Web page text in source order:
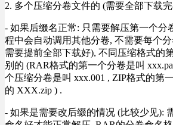
2. 多个压缩分卷文件的 (需要全部下载
- 如果后缀名正常: 只需要解压第一个分
程中会自动调用其他分卷, 不需要每个
需要提前全部下载好), 不同压缩格式的
别的 (RAR格式的第一个分卷是叫
个压缩分卷是叫 xxx.001 , ZIP格式的第
的 XXX.zip ) .
- 如果是需要改后缀的情况 (比较少见):